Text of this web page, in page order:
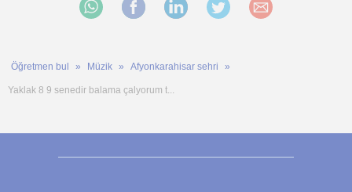
Öğretmen bul Müzik Afyonkarahisar sehri
Yaklak 8 9 senedir balama çalyorum t...